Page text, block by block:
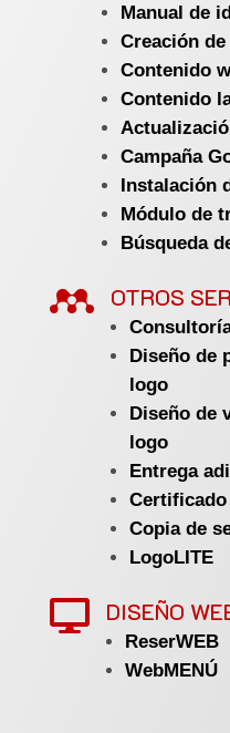
Manual de
Creación
Contenido
Contenido
Campaña
Instalación
Módulo de
Búsqueda
 OTROS
Diseño de
logo
Diseño de
logo
Entrega
Copia de
LogoLITE
 DISEÑO
ReserWEB
WebMENÚ